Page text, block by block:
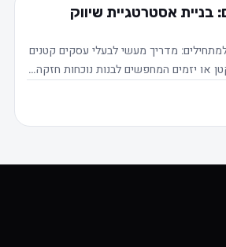
בניית אסטרטגיית שיווק
מדריך מעשי לבעלי עסקים קטנים
או יזמים המחפשים לבנות נוכחות חזקה…